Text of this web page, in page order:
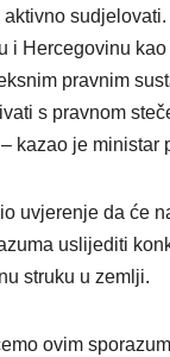
sudjelovati.
i Hercegovinu
pravnim
s pravnom
kazao je ministar
uvjerenje da će
uslijediti
struku u zemlji.
ovim